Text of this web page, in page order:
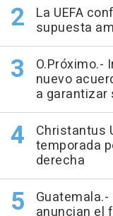
La UEFA
supuesta
O.Próximo.-
nuevo
a garantizar
Christantus
temporada
derecha
anuncian el